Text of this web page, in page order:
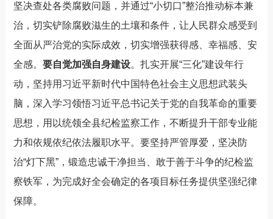
坚决查处各类腐败问题，并通过“小切口”整治推动标本兼
治，切实铲除腐败滋生的土壤和条件，让人民群众感受到
全面从严治党的实际成效，切实增强获得感、幸福感、安
全感。 要自觉加强自身建设。扎实开展“三化”建设年行
动，坚持用习近平新时代中国特色社会主义思想武装头
脑，深入学习领悟习近平总书记关于党的自我革命的重要
思想，用以统领全县纪检监察工作，不断提升干部专业能
力和依规依纪依法履职水平。要坚持严管厚爱，坚决防
治“灯下黑”，锻造忠诚干净担当、敢于善于斗争的纪检监
察铁军，为完成好全会确定的各项目标任务提供坚强纪律
保障。